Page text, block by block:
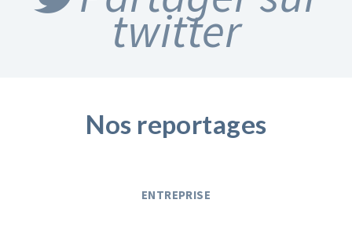
twitter
Nos reportages
ENTREPRISE